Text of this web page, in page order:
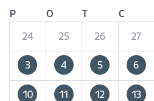
P O T C
24
25 26 27
3 4 5 6
10 11 12 13